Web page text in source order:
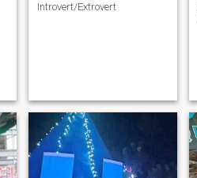
Introvert/Extrovert